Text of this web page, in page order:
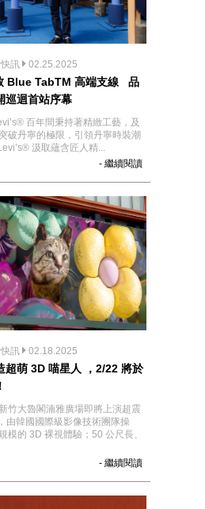
訊 02.25.2025
Blue TabTM 高端支線 品
巡迴首站序幕
百年間秉持著精緻工藝，及
破丹寧的極限，引領丹寧時裝潮
汲取蘊含匠人精...
- 繼續閱讀
訊 02.18.2025
超萌 3D 喵星人 ，2/22 將於
竹大魯閣湳雅廣場即將上演超震
由韓國國際級影像技術團隊操
模的 3D 裸視體驗；50 公尺長、
- 繼續閱讀